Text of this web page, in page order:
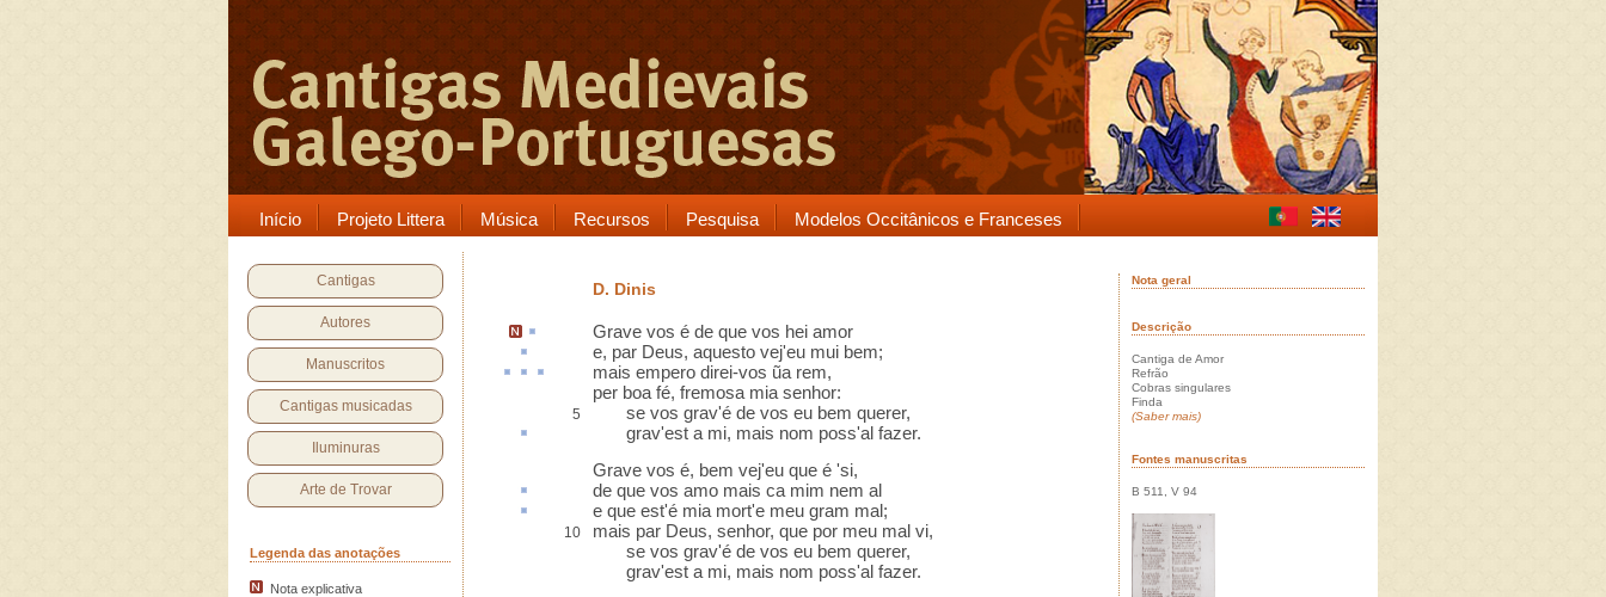
Início Projeto Littera Música Recursos Pesquisa Modelos Occitânicos e Franceses
Cantigas
Autores
Manuscritos
Cantigas musicadas
Iluminuras
Arte de Trovar
Legenda das anotações
Nota explicativa
D. Dinis
Grave vos é de que vos hei amor
e, par Deus, aquesto vej'eu mui bem;
mais empero direi-vos ũa rem,
per boa fé, fremosa mia senhor:
5
se vos grav'é de vos eu bem querer,
grav'est a mi, mais nom poss'al fazer.
Grave vos é, bem vej'eu que é 'si,
de que vos amo mais ca mim nem al
e que est'é mia mort'e meu gram mal;
10
mais par Deus, senhor, que por meu mal vi,
se vos grav'é de vos eu bem querer,
grav'est a mi, mais nom poss'al fazer.
Nota geral
Descrição
Cantiga de Amor
Refrão
Cobras singulares
Finda
(Saber mais)
Fontes manuscritas
B 511, V 94